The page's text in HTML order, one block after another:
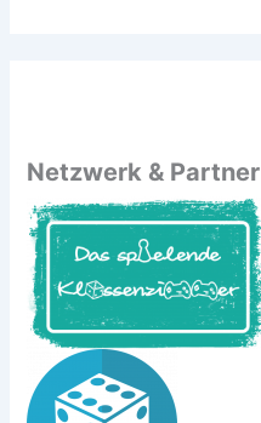
Netzwerk & Partner